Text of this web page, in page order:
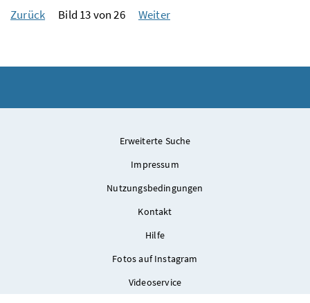
Zurück Bild 13 von 26 Weiter
Erweiterte Suche
Impressum
Nutzungsbedingungen
Kontakt
Hilfe
Fotos auf Instagram
Videoservice